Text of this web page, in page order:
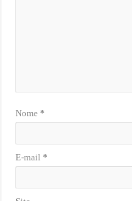
Nome*
E-mail*